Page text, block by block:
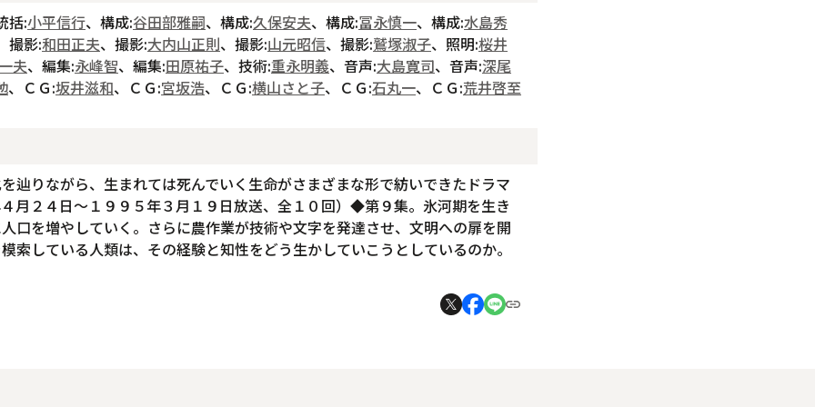
括:小平信行、構成:谷田部雅嗣、構成:久保安夫、構成:冨永慎一、構成:水島秀
撮影:和田正夫、撮影:大内山正則、撮影:山元昭信、撮影:鷲塚淑子、照明:桜井
夫、編集:永峰智、編集:田原祐子、技術:重永明義、音声:大島寛司、音声:深尾
、ＣＧ:坂井滋和、ＣＧ:宮坂浩、ＣＧ:横山さと子、ＣＧ:石丸一、ＣＧ:荒井啓至
辿りながら、生まれては死んでいく生命がさまざまな形で紡いできたドラマ
月２４日～１９９５年３月１９日放送、全１０回）◆第９集。氷河期を生き
口を増やしていく。さらに農作業が技術や文字を発達させ、文明への扉を開
索している人類は、その経験と知性をどう生かしていこうとしているのか。